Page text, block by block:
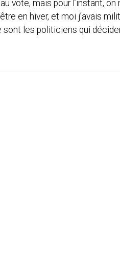
vote, mais pour l’instant,
en hiver, et moi j’avais
sont les politiciens qui